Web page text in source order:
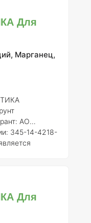
14-4218-1
что
макро- и
полн
Для
Марганец,
АО
345-14-4218-
культур и
и развития
Для